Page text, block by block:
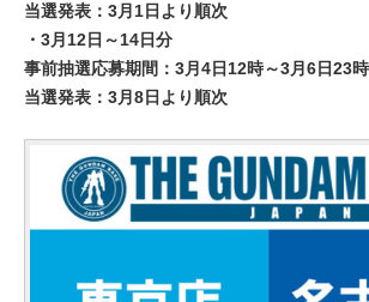
当選発表：3月1日より順次
・3月12日～14日分
事前抽選応募期間：3月4日12時～3月6日23
当選発表：3月8日より順次